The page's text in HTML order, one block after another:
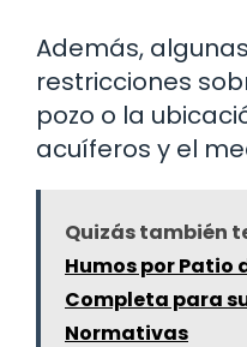
Además,
restricciones
pozo o la
acuíferos y el
Quizás también
Humos por Patio
Completa para
Normativas